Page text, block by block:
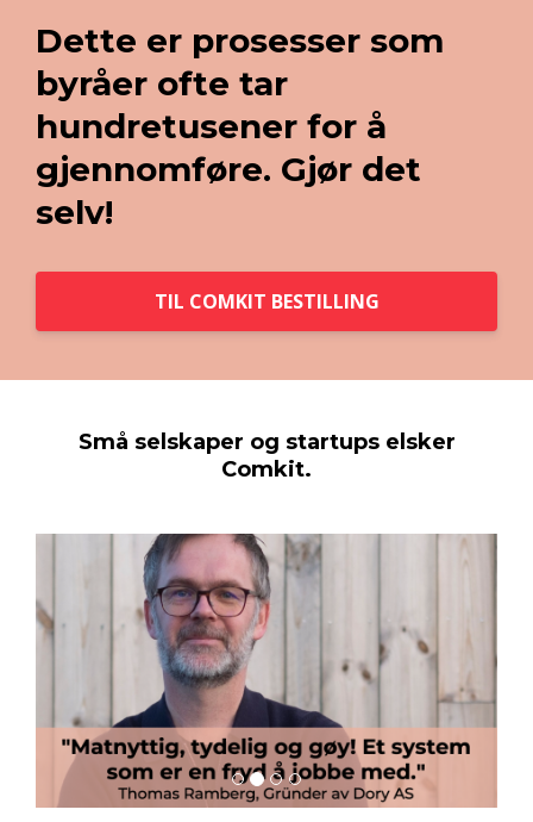
Dette er prosesser som
byråer ofte tar
hundretusener for å
gjennomføre. Gjør det
selv!
TIL COMKIT BESTILLING
Små selskaper og startups elsker
Comkit.